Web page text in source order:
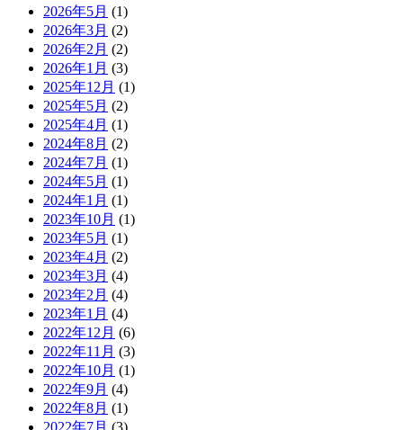
2026年5月 (1)
2026年3月 (2)
2026年2月 (2)
2026年1月 (3)
2025年12月 (1)
2025年5月 (2)
2025年4月 (1)
2024年8月 (2)
2024年7月 (1)
2024年5月 (1)
2024年1月 (1)
2023年10月 (1)
2023年5月 (1)
2023年4月 (2)
2023年3月 (4)
2023年2月 (4)
2023年1月 (4)
2022年12月 (6)
2022年11月 (3)
2022年10月 (1)
2022年9月 (4)
2022年8月 (1)
2022年7月 (3)